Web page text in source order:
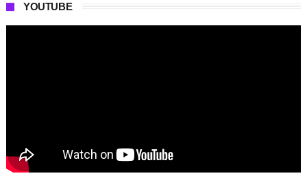
YOUTUBE